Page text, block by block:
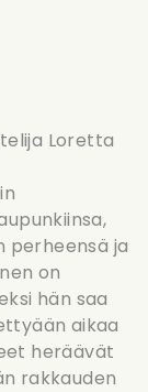
Loretta
perheensä ja
on
hän saa
aikaa
heräävät
rakkauden